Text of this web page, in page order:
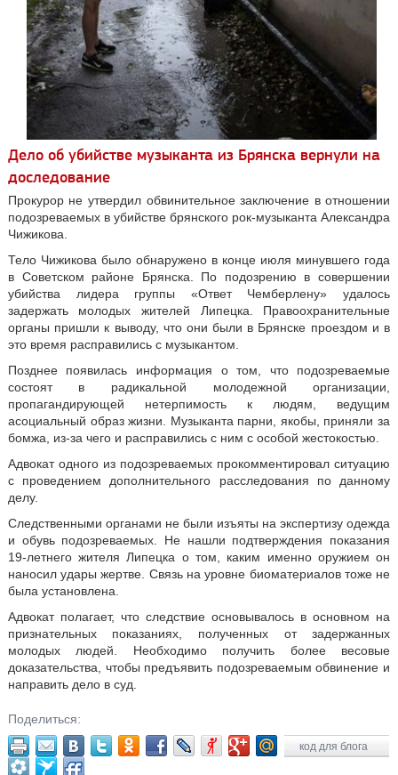
Дело об убийстве музыканта из Брянска вернули на
доследование
Прокурор не утвердил обвинительное заключение в отношении
подозреваемых в убийстве брянского рок-музыканта Александра
Чижикова.
Тело Чижикова было обнаружено в конце июля минувшего года
в Советском районе Брянска. По подозрению в совершении
убийства лидера группы «Ответ Чемберлену» удалось
задержать молодых жителей Липецка. Правоохранительные
органы пришли к выводу, что они были в Брянске проездом и в
это время расправились с музыкантом.
Позднее появилась информация о том, что подозреваемые
состоят в радикальной молодежной организации,
пропагандирующей нетерпимость к людям, ведущим
асоциальный образ жизни. Музыканта парни, якобы, приняли за
бомжа, из-за чего и расправились с ним с особой жестокостью.
Адвокат одного из подозреваемых прокомментировал ситуацию
с проведением дополнительного расследования по данному
делу.
Следственными органами не были изъяты на экспертизу одежда
и обувь подозреваемых. Не нашли подтверждения показания
19-летнего жителя Липецка о том, каким именно оружием он
наносил удары жертве. Связь на уровне биоматериалов тоже не
была установлена.
Адвокат полагает, что следствие основывалось в основном на
признательных показаниях, полученных от задержанных
молодых людей. Необходимо получить более весовые
доказательства, чтобы предъявить подозреваемым обвинение и
направить дело в суд.
Поделиться:
код для блога